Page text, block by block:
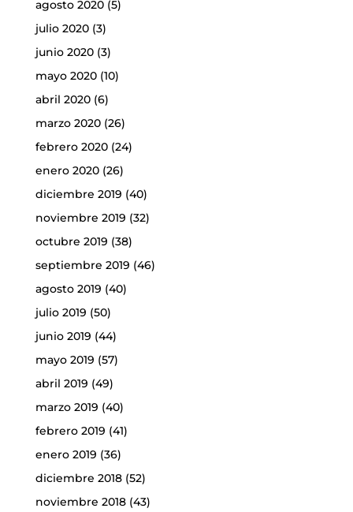
agosto 2020(5)
julio 2020(3)
junio 2020(3)
mayo 2020(10)
abril 2020(6)
marzo 2020(26)
febrero 2020(24)
enero 2020(26)
diciembre 2019 (40)
noviembre 2019 (32)
octubre 2019 (38)
septiembre 2019 (46)
agosto 2019 (40)
julio 2019 (50)
junio 2019 (44)
mayo 2019 (57)
abril 2019 (49)
marzo 2019 (40)
febrero 2019 (41)
enero 2019 (36)
diciembre 2018(52)
noviembre 2018(43)